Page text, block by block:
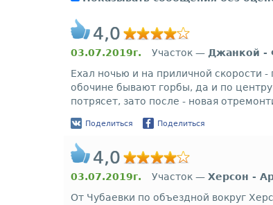
4,0
03.07.2019г. Участок — Джанкой -
Ехал ночью и на приличной скорости
обочине бывают горбы, да и по
потрясет, зато после - новая
Поделиться Поделиться
4,0
03.07.2019г. Участок — Херсон -
От Чубаевки по объездной вокруг